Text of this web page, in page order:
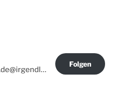
@irgendlink.de@irgendlink.de
Folgen